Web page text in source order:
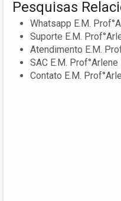
Pesquisas
Whatsapp E.M.
Suporte E.M.
Atendimento E.M.
SAC E.M.
Contato E.M.